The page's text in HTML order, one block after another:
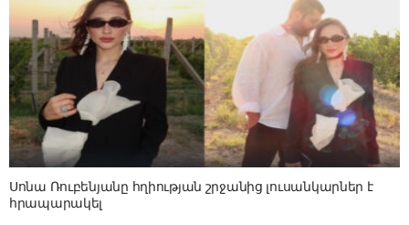
Սոնա Ռուբենյանը հղիության շրջանից լուսանկարներ է
հրապարակել